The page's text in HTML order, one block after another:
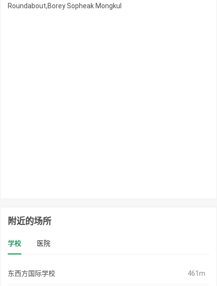
Roundabout,Borey Sopheak Mongkul
附近的场所
学校 医院
东西方国际学校 461m